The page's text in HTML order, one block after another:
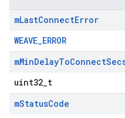
mLastConnectError
WEAVE_ERROR
mMinDelayToConnect
uint32_t
mStatusCode